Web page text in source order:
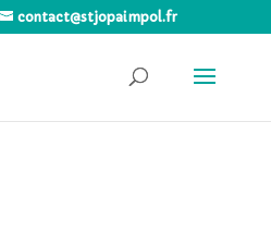
contact@stjopaimpol.fr